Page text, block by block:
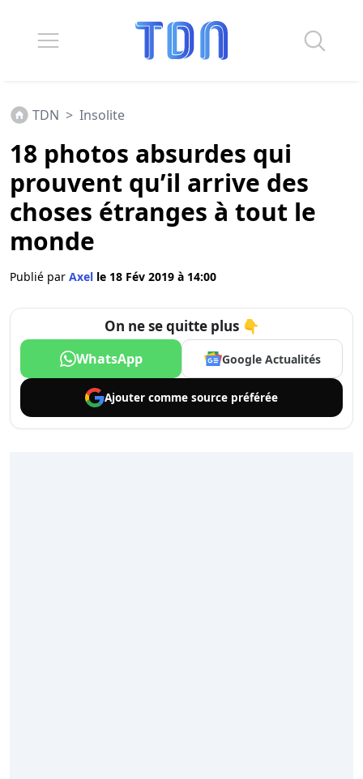
TDN > Insolite
18 photos absurdes qui
prouvent qu’il arrive des
choses étranges à tout le
monde
Publié par Axel le 18 Fév 2019 à 14:00
On ne se quitte plus 👇
WhatsApp Google Actualités
Ajouter comme source préférée